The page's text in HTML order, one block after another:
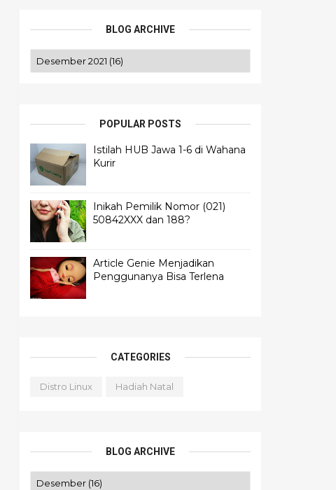
BLOG ARCHIVE
POPULAR POSTS
Istilah HUB Jawa 1-6 di Wahana
Kurir
Inikah Pemilik Nomor (021)
50842XXX dan 188?
Article Genie Menjadikan
Penggunanya Bisa Terlena
CATEGORIES
Distro Linux Hadiah Natal
BLOG ARCHIVE